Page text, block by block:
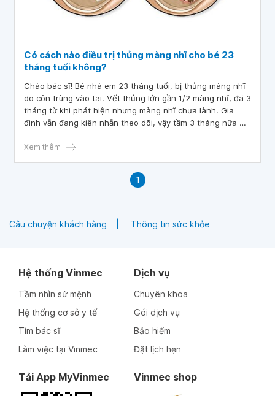
Có cách nào điều trị thủng màng nhĩ cho bé 23
tháng tuổi không?
Chào bác sĩ! Bé nhà em 23 tháng tuổi, bị thủng màng nhĩ
do côn trùng vào tai. Vết thủng lớn gần 1/2 màng nhĩ, đã 3
tháng từ khi phát hiện nhưng màng nhĩ chưa lành. Gia
đình vẫn đang kiên nhẫn theo dõi, vậy tầm 3 tháng nữa mà
nào điều trị thủng màng nhĩ cho bé 23 tháng tuổi không
Xem thêm
1
Câu chuyện khách hàng Thông tin sức khỏe
Hệ thống Vinmec
Tầm nhìn sứ mệnh
Hệ thống cơ sở y tế
Tìm bác sĩ
Làm việc tại Vinmec
Dịch vụ
Chuyên khoa
Gói dịch vụ
Bảo hiểm
Đặt lịch hẹn
Tải App MyVinmec Vinmec shop